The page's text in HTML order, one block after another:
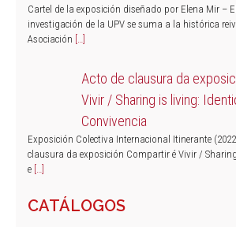
Cartel de la exposición diseñado por Elena Mir –
investigación de la UPV se suma a la histórica
Asociación […]
Acto de clausura da
Vivir / Sharing is living:
Convivencia
Exposición Colectiva Internacional Itinerante
clausura da exposición Compartir é Vivir /
e […]
CATÁLOGOS